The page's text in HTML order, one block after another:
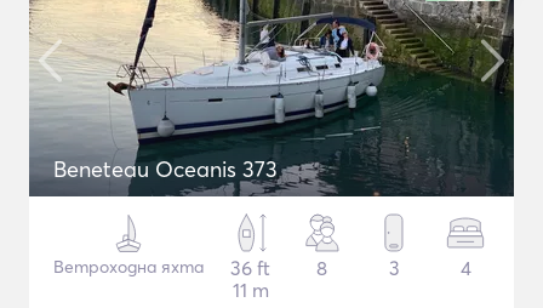
Beneteau Oceanis 373
Ветроходна яхта
36 ft
11 m
8 3 4